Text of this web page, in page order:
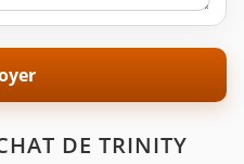
DE TRINITY